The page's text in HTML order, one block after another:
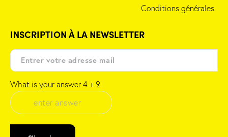
Conditions générales
INSCRIPTION À LA NEWSLETTER
What is your answer 4 + 9